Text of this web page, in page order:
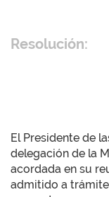
Resolución:
El Presidente de
delegación de la
acordada en su
admitido a